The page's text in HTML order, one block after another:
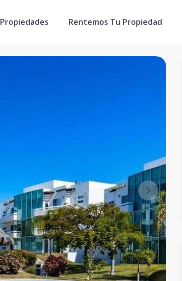
Propiedades Rentemos Tu Propiedad